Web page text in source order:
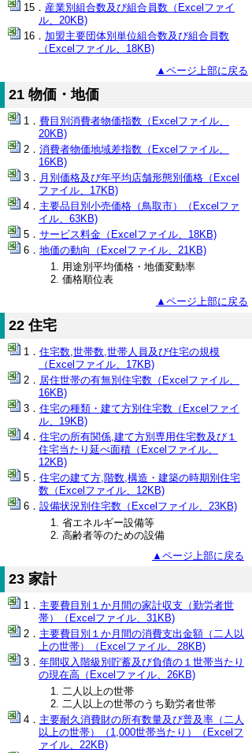
産業別組合数及び組合員数（Excelファイ
ル、20KB)
加盟主要団体別単位組合数及び組合員数
（Excelファイル、18KB)
▲ページ上部に戻る
21 物価・地価
費目別消費者物価指数（Excelファイル、
20KB)
消費者物価地域差指数（Excelファイル、
16KB)
月別価格及び年平均店舗形態別価格（Excel
ファイル、17KB)
主要品目別小売価格（鳥取市）（Excelファ
イル、63KB)
サービス料金（Excelファイル、18KB)
地価の動向（Excelファイル、21KB)
用途別平均価格・地価変動率
価格順位表
▲ページ上部に戻る
22 住宅
住宅数,世帯数,世帯人員及び住宅の規模
（Excelファイル、17KB)
居住世帯の有無別住宅数（Excelファイル、
16KB)
住宅の種類・建て方別住宅数（Excelファイ
ル、19KB)
住宅の所有関係,建て方別専用住宅数及び１
住宅当たり延べ面積（Excelファイル、
12KB)
住宅の建て方,階数,構造・建築の時期別住宅
数（Excelファイル、12KB)
設備状況別住宅数（Excelファイル、23KB)
省エネルギー設備等
高齢者等のための設備
▲ページ上部に戻る
23 家計
主要費目別１か月間の家計収支（勤労者世
帯）（Excelファイル、31KB)
主要費目別１か月間の消費支出金額（二人以
上の世帯）（Excelファイル、28KB)
年間収入階級別貯蓄及び負債の１世帯当たり
の現在高（Excelファイル、26KB)
二人以上の世帯
二人以上の世帯のうち勤労者世帯
主要耐久消費財の所有数量及び普及率（二人
以上の世帯）（1,000世帯当たり）（Excelフ
ァイル、22KB)